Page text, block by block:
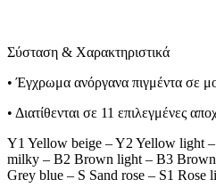
Σύσταση & Χαρακτηριστικά
• Έγχρωμα ανόργανα πιγμέντα σε
• Διατίθενται σε 11 επιλεγμένες
Y1 Yellow beige – Y2 Yellow light
milky – B2 Brown light – B3
Grey blue – S Sand rose – S1 Rose